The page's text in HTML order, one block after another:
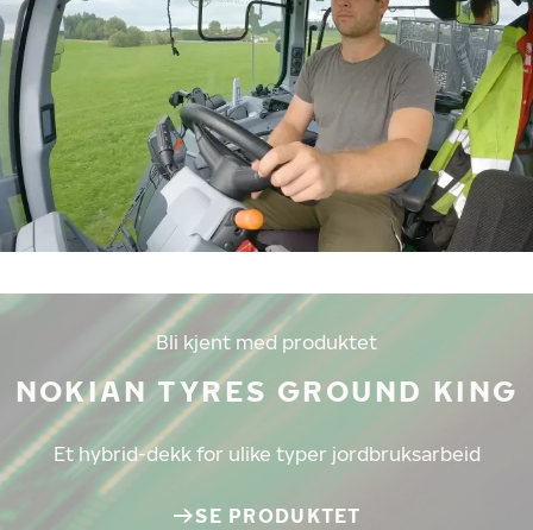
Bli kjent med produktet
NOKIAN TYRES GROUND KING
Et hybrid-dekk for ulike typer jordbruksarbeid
SE PRODUKTET